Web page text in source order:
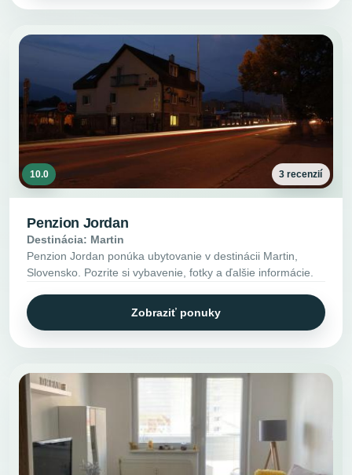
10.0 3 recenzií
Penzion Jordan
Destinácia: Martin
Penzion Jordan ponúka ubytovanie v destinácii Martin,
Slovensko. Pozrite si vybavenie, fotky a ďalšie informácie.
Zobraziť ponuky